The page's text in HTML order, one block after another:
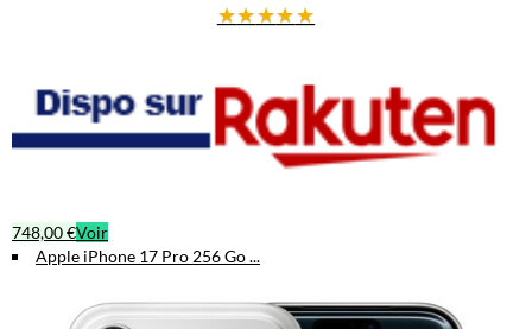
★★★★★
748,00 €Voir
Apple iPhone 17 Pro 256 Go ...